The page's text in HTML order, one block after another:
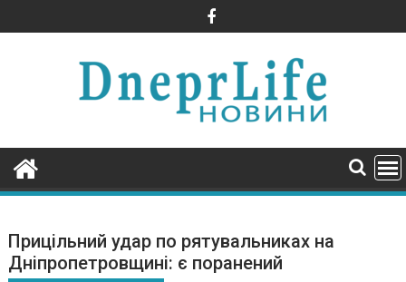
to
Прицільний удар по рятувальниках на
Дніпропетровщині: є поранений